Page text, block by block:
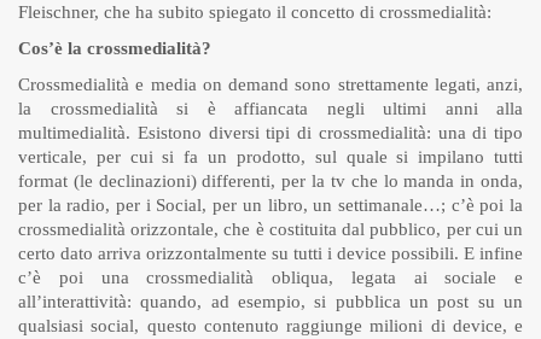
Fleischner, che ha subito spiegato il concetto di crossmedialità:
Cos’è la crossmedialità?
Crossmedialità e media on demand sono strettamente legati, anzi,
la crossmedialità si è affiancata negli ultimi anni alla
multimedialità. Esistono diversi tipi di crossmedialità: una di tipo
verticale, per cui si fa un prodotto, sul quale si impilano tutti
format (le declinazioni) differenti, per la tv che lo manda in onda,
per la radio, per i Social, per un libro, un settimanale…; c’è poi la
crossmedialità orizzontale, che è costituita dal pubblico, per cui un
certo dato arriva orizzontalmente su tutti i device possibili. E infine
c’è poi una crossmedialità obliqua, legata ai sociale e
all’interattività: quando, ad esempio, si pubblica un post su un
qualsiasi social, questo contenuto raggiunge milioni di device, e